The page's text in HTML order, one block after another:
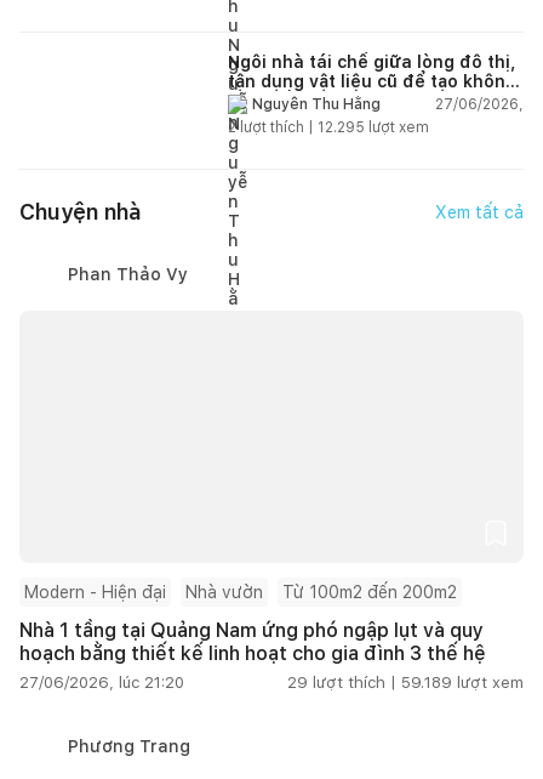
Ngôi nhà tái chế giữa lòng đô thị,
tận dụng vật liệu cũ để tạo không
gian sống linh hoạt
Nguyễn Thu Hằng
27/06/2026,
2lượt thích | 12.295 lượt xem
Chuyện nhà Xem tất cả
Phan Thảo Vy
Modern - Hiện đại Nhà vườn Từ 100m2 đến 200m2
Nhà 1 tầng tại Quảng Nam ứng phó ngập lụt và quy
hoạch bằng thiết kế linh hoạt cho gia đình 3 thế hệ
27/06/2026, lúc 21:20 29 lượt thích | 59.189 lượt xem
Phương Trang